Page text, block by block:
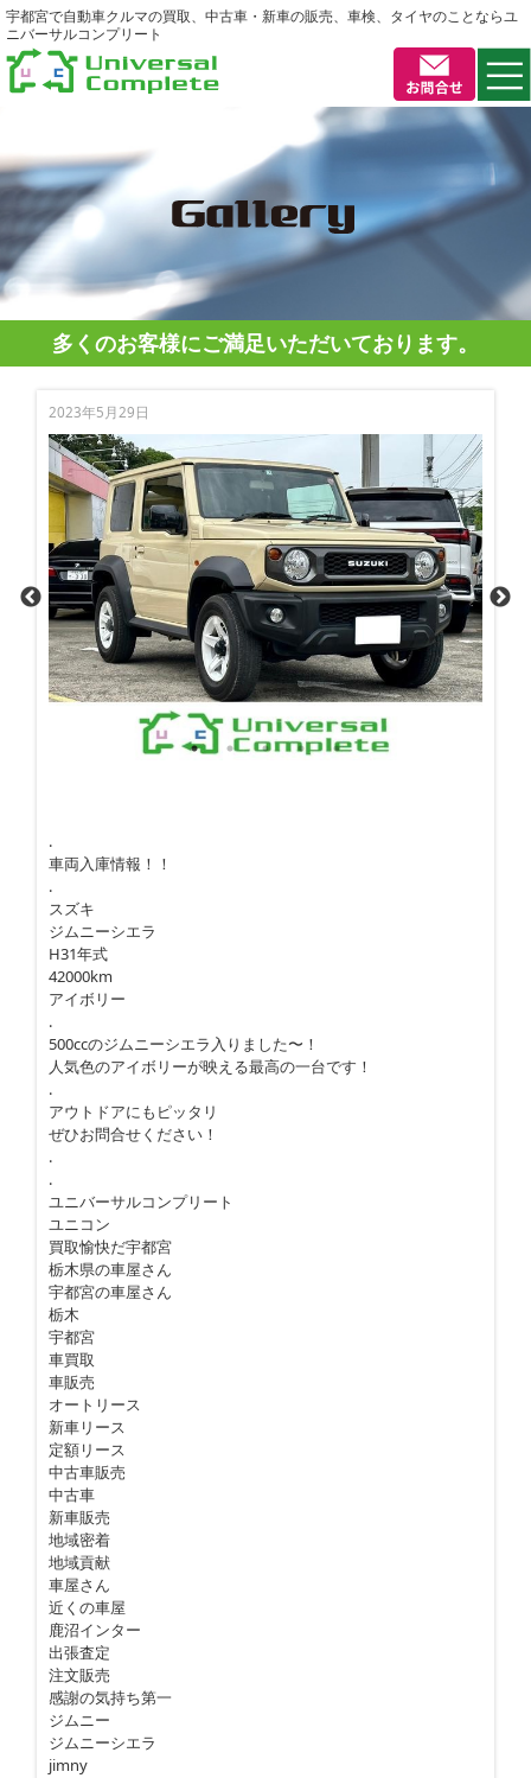
宇都宮で自動車クルマの買取、中古車・新車の販売、車検、タイヤのことならユ
ニバーサルコンプリート
多くのお客様にご満足いただいております。
2023年5月29日
.
車両入庫情報！！
.
スズキ
ジムニーシエラ
H31年式
42000km
アイボリー
.
500ccのジムニーシエラ入りました〜！
人気色のアイボリーが映える最高の一台です！
.
アウトドアにもピッタリ
ぜひお問合せください！
.
.
ユニバーサルコンプリート
ユニコン
買取愉快だ宇都宮
栃木県の車屋さん
宇都宮の車屋さん
栃木
宇都宮
車買取
車販売
オートリース
新車リース
定額リース
中古車販売
中古車
新車販売
地域密着
地域貢献
車屋さん
近くの車屋
鹿沼インター
出張査定
注文販売
感謝の気持ち第一
ジムニー
ジムニーシエラ
jimny